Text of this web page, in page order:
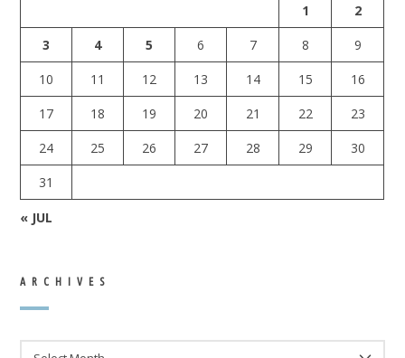
1
2
3
4 5 6 7 8
9
10
11 12 13 14 15
16
17
18 19 20 21 22
23
24
25 26 27 28 29
30
31
« JUL
ARCHIVES